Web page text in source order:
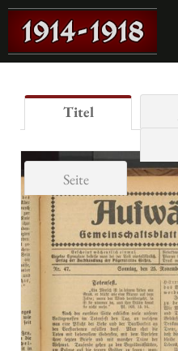
Titel
Seite